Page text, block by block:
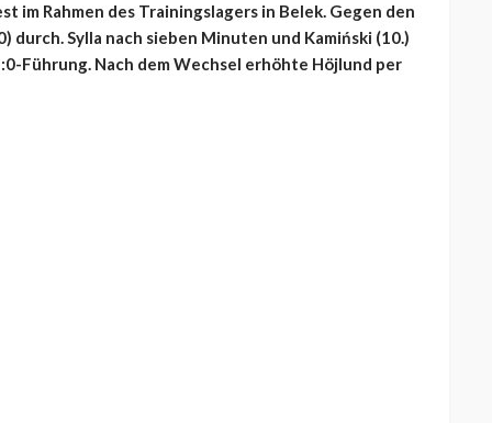
im Rahmen des Trainingslagers in Belek. Gegen den
Sylla nach sieben Minuten und Kamiński (10.)
Führung. Nach dem Wechsel erhöhte Höjlund per